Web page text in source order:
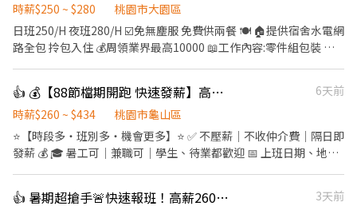
時薪$250 ~ $280
桃園市大園區
日班250/H 夜班280/H ☑️️免無塵服 免費供兩餐 🍽️ 🏠提供宿舍水電網
路全包 拎包入住 💰周領業界最高10000 📖工作內容:零件組包裝 測
內文 留下名字+電話 盧先生馬上為您服務 👉 找工作，找我比較快
👌
👍 💰【88節檔期開跑 快速發薪】高時薪＋龜山多班別⭐日領2000~3000
6天前
時薪$260 ~ $434
桃園市龜山區
⭐【時段多・班別多・機會更多】⭐ ✅ 不壓薪｜不收仲介費｜隔日即
發薪 💰 🎓 暑工可｜兼職可｜學生、待業都歡迎 📅 上班日期、地
職時段： 彈性工時，輕鬆安排生活與工作~ 早班｜08:00-17:00、
👍 暑期超搶手🚨快速報班！高薪260🔥日領現賺💸多時段任選！ 3天前